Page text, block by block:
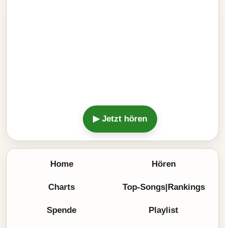
▶ Jetzt hören
Home Hören
Charts Top-Songs|Rankings
Spende Playlist